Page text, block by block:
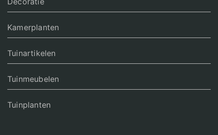
Kamerplanten
Tuinartikelen
Tuinmeubelen
Tuinplanten